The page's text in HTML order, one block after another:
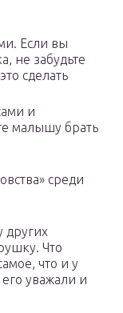
Если вы
не забудьте
сделать
и
малышу брать
среди
других
Что
что и у
уважали и